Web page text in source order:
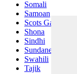
Somali
Samoan
Scots Gaelic
Shona
Sindhi
Sundanese
Swahili
Tajik